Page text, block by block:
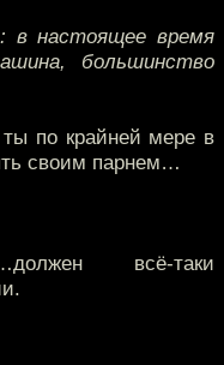
в настоящее время
большинство
по крайней мере в
своим парнем…
всё-таки